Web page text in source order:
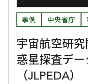
事例 中央省庁
宇宙航空研
惑星探査デ
（JLPEDA）